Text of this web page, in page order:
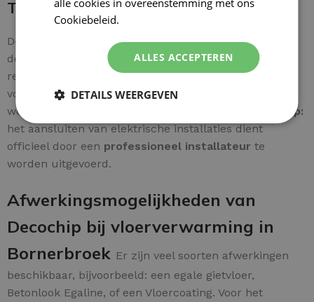
Thermostaat bedraden
De bedrading is rechtstreeks aan te sluiten achter op
de thermostaat. De
veiligheidsdraadwordt
rechtstreeks verbonden met dehoofd-aardleiding
voor een veilig systeem. Eenduidelijke handleiding
wordt meegeleverd voor extra gebruiksgemak.
Let op:
het aansluiten van elektrische installaties dient
officieel door een professioneel installateur te
worden uitgevoerd.
Afwerkingsmogelijkheden van
Decochip bij vloerverwarming in
Bornerbroek Er zijn veel soorten afwerkingen
beschikbaar, bijvoorbeeld: een egale gietvloer,
Betonlook Egaline, of een Vloercoating. Voor het
alle cookies in overeenstemming met ons
Cookiebeleid.
ALLES ACCEPTEREN
DETAILS WEERGEVEN